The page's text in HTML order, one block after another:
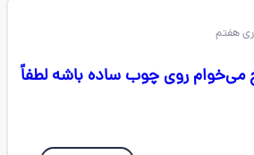
می‌خوام روی چوب ساده باشه لطفاً